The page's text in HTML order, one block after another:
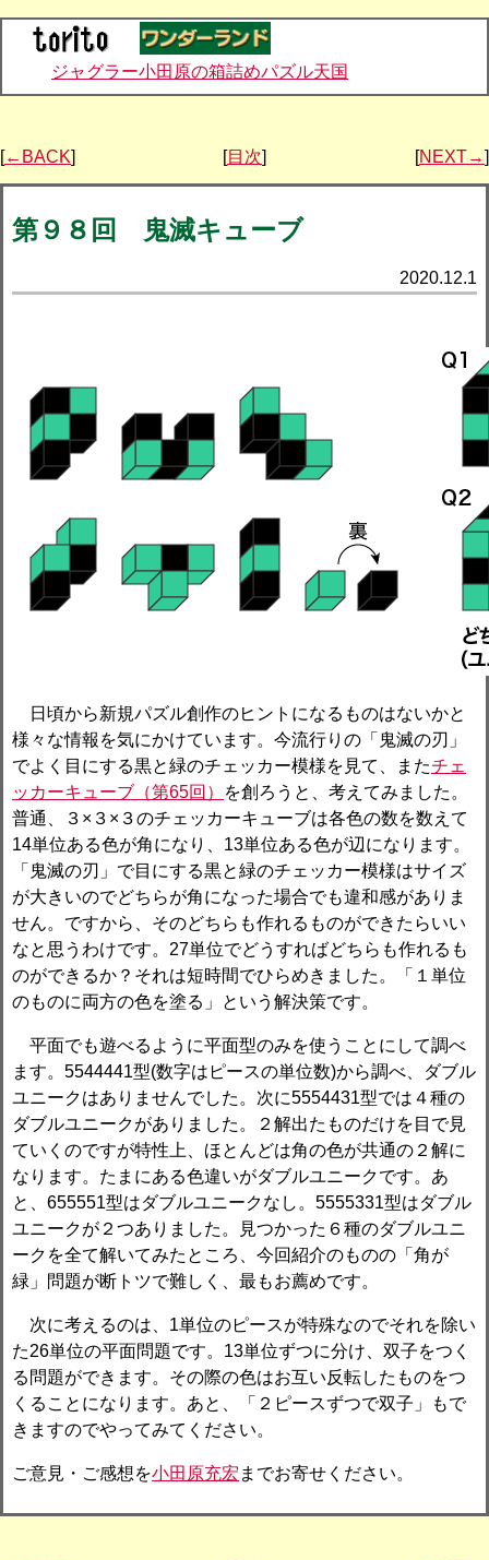
ジャグラー小田原の箱詰めパズル天国
[←BACK] [目次] [NEXT→]
第９８回 鬼滅キューブ
2020.12.1
日頃から新規パズル創作のヒントになるものはないかと
様々な情報を気にかけています。今流行りの「鬼滅の刃」
でよく目にする黒と緑のチェッカー模様を見て、またチェ
ッカーキューブ（第65回）
を創ろうと、考えてみました。
普通、３×３×３のチェッカーキューブは各色の数を数えて
14単位ある色が角になり、13単位ある色が辺になります。
「鬼滅の刃」で目にする黒と緑のチェッカー模様はサイズ
が大きいのでどちらが角になった場合でも違和感がありま
せん。ですから、そのどちらも作れるものができたらいい
なと思うわけです。27単位でどうすればどちらも作れるも
のができるか？それは短時間でひらめきました。「１単位
のものに両方の色を塗る」という解決策です。
平面でも遊べるように平面型のみを使うことにして調べ
ます。5544441型(数字はピースの単位数)から調べ、ダブル
ユニークはありませんでした。次に5554431型では４種の
ダブルユニークがありました。２解出たものだけを目で見
ていくのですが特性上、ほとんどは角の色が共通の２解に
なります。たまにある色違いがダブルユニークです。あ
と、655551型はダブルユニークなし。5555331型はダブル
ユニークが２つありました。見つかった６種のダブルユニ
ークを全て解いてみたところ、今回紹介のものの「角が
緑」問題が断トツで難しく、最もお薦めです。
次に考えるのは、1単位のピースが特殊なのでそれを除い
た26単位の平面問題です。13単位ずつに分け、双子をつく
る問題ができます。その際の色はお互い反転したものをつ
くることになります。あと、「２ピースずつで双子」もで
きますのでやってみてください。
ご意見・ご感想を小田原充宏 までお寄せください。